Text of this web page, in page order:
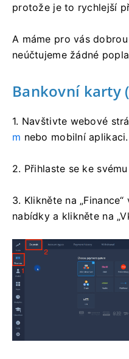
protože je to rychlejší
A máme pro vás
neúčtujeme žádné
Bankovní karty
1. Navštivte webové
m nebo mobilní aplikaci.
2. Přihlaste se ke
3. Klikněte na
nabídky a klikněte na